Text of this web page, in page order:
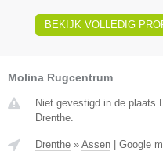
BEKIJK VOLLEDIG
Molina Rugcentrum
Niet gevestigd in de plaats
Drenthe.
Drenthe » Assen | Google